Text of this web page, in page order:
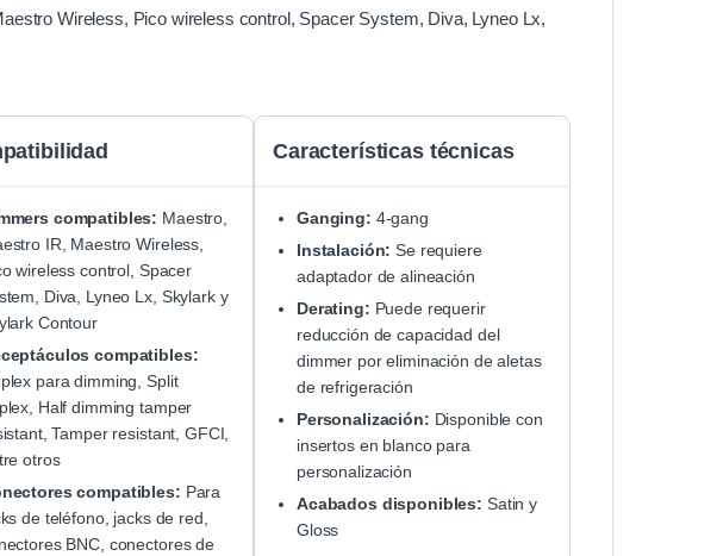
Wireless, Pico wireless control, Spacer System, Diva, Lyneo Lx,
compatibles: Maestro,
IR, Maestro Wireless,
wireless control, Spacer
Diva, Lyneo Lx, Skylark y
Contour
compatibles:
para dimming, Split
Half dimming tamper
Tamper resistant, GFCI,
otros
compatibles: Para
de teléfono, jacks de red,
BNC, conectores de
Características técnicas
Ganging: 4-gang
Instalación: Se requiere
adaptador de alineación
Derating: Puede requerir
reducción de capacidad del
dimmer por eliminación de aletas
de refrigeración
Personalización: Disponible con
insertos en blanco para
personalización
Acabados disponibles: Satin y
Gloss